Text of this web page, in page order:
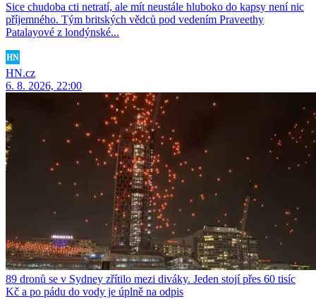
Sice chudoba cti netratí, ale mít neustále hluboko do kapsy není nic
příjemného. Tým britských vědců pod vedením Praveethy
Patalayové z londýnské...
HN.cz
6. 8. 2026, 22:00
89 dronů se v Sydney zřítilo mezi diváky. Jeden stojí přes 60 tisíc
Kč a po pádu do vody je úplně na odpis